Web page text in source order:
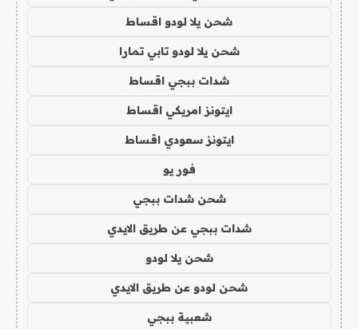
شحن يلا لودو اقساط
شحن يلا لودو تابي تمارا
شدات ببجي اقساط
ايتونز امريكي اقساط
ايتونز سعودي اقساط
فور يو
شحن شدات ببجي
شدات ببجي عن طريق الايدي
شحن يلا لودو
شحن لودو عن طريق الايدي
شعبية ببجي